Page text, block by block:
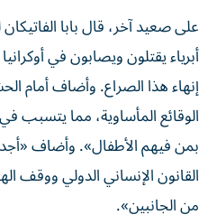
على صعيد آخر، قال بابا
أبرياء يقتلون ويصابون في
‌إنهاء هذا ‌الصراع. وأضاف أمام
الوقائع المأساوية، مما يتسبب
بمن فيهم الأطفال». وأضاف
القانون الإنساني الدولي ووقف
من الجانبين».